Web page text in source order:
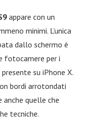
appare con un
minimi. L’unica
dallo schermo è
fotocamere per i
su iPhone X.
bordi arrotondati
anche quelle che
tecniche.